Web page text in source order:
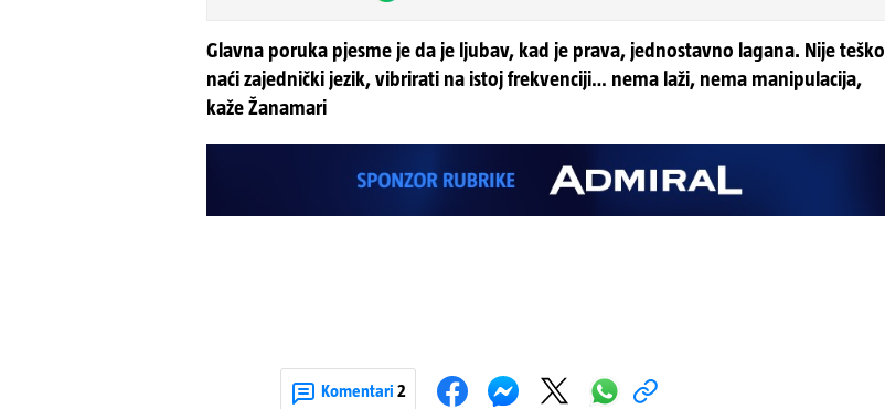
Glavna poruka pjesme je da je ljubav, kad je prava, jednostavno lagana. Nije teško
naći zajednički jezik, vibrirati na istoj frekvenciji… nema laži, nema manipulacija,
kaže Žanamari
Komentari 2